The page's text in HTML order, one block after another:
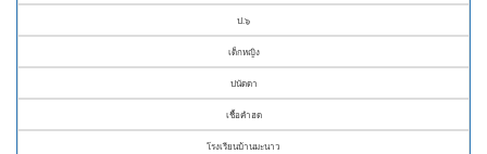
ป.๖
เด็กหญิง
ปนัดดา
เชื้อคำฮด
โรงเรียนบ้านมะนาว